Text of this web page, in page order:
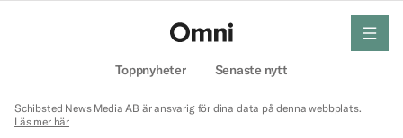
Toppnyheter Senaste nytt
meny
Schibsted News Media AB är ansvarig för dina data på denna webbplats.
Läs mer här